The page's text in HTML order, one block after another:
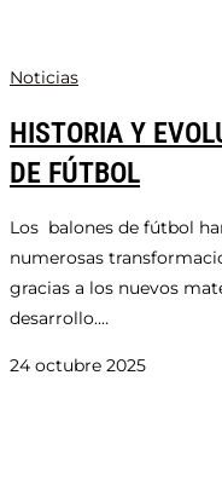
Noticias
HISTORIA Y
DE FÚTBOL
Los balones de fútbol
numerosas
gracias a los nuevos
desarrollo.…
24 octubre 2025